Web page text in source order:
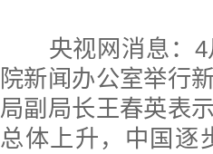
央视网消息：4
院新闻办公室举行
局副局长王春英表
总体上升，中国逐